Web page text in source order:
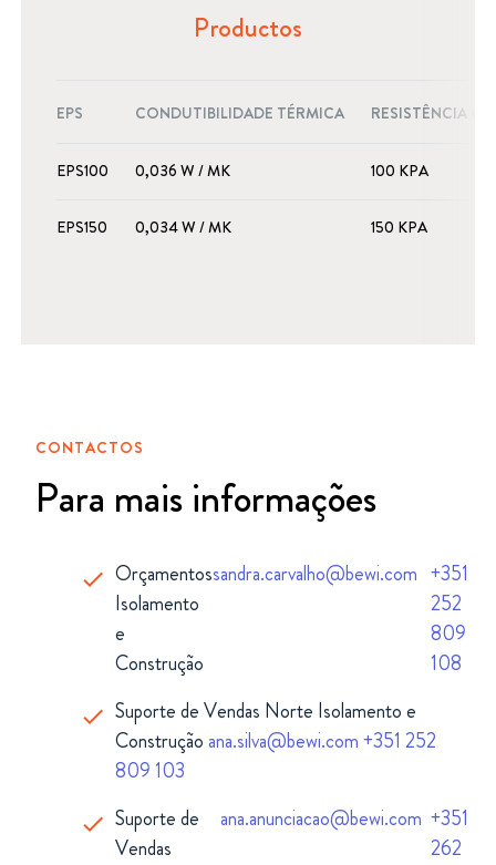
Productos
EPS CONDUTIBILIDADE TÉRMICA RESISTÊNCIA
EPS100 0,036 W / MK 100 KPA
EPS150 0,034 W / MK 150 KPA
CONTACTOS
Para mais informações
Orçamentos
Isolamento
e
Construção
sandra.carvalho@bewi.com +351
252
809
108
Suporte de Vendas Norte Isolamento e
Construçãoana.silva@bewi.com+351 252
809 103
Suporte de
Vendas
ana.anunciacao@bewi.com +351
262